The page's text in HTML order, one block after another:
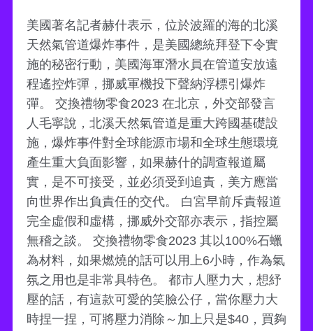
美國著名記者赫什表示，位於波羅的海的北溪
天然氣管道爆炸事件，是美國總統拜登下令實
施的秘密行動，美國海軍潛水員在管道安放遠
程遙控炸彈，挪威軍機投下聲納浮標引爆炸
彈。 交換禮物零食2023 在北京，外交部發言
人毛寧說，北溪天然氣管道是重大跨國基礎設
施，爆炸事件對全球能源市場和全球生態環境
產生重大負面影響，如果赫什的調查報道屬
實，是不可接受，並必須受到追責，美方應當
向世界作出負責任的交代。 白宮早前斥責報道
完全虛假和虛構，挪威外交部亦表示，指控屬
無稽之談。 交換禮物零食2023 其以100%石蠟
為材料，如果燃燒的話可以用上6小時，作為氣
氛之用也是非常具特色。 都市人壓力大，想紓
壓的話，有這款可愛的笑臉公仔，當你壓力大
時捏一捏，可將壓力消除～加上只是$40，買夠